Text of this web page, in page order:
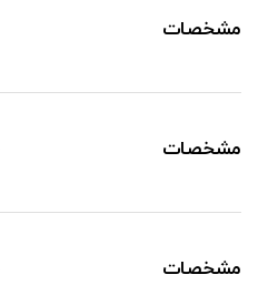
مشخصات
مشخصات
مشخصات